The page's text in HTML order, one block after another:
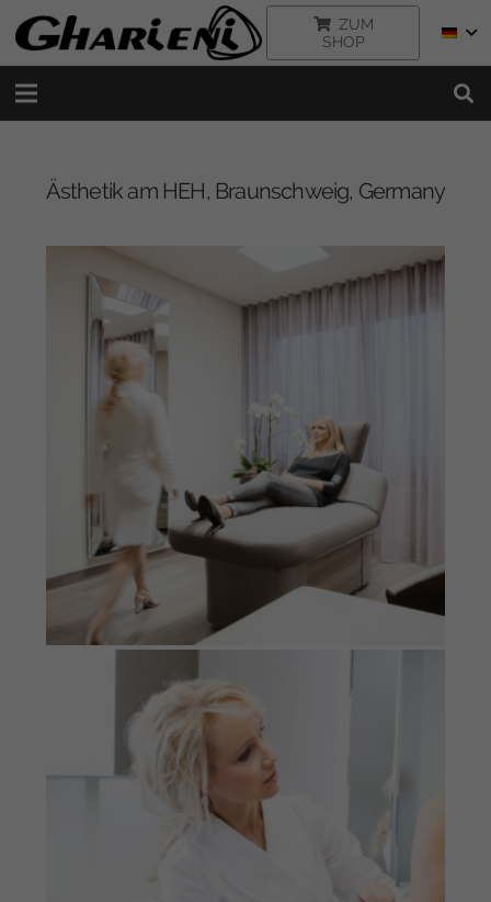
ZUM
SHOP
Ästhetik am HEH, Braunschweig, Germany